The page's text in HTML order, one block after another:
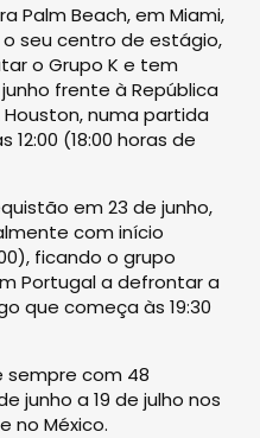
Palm Beach, em Miami,
o seu centro de estágio,
o Grupo K e tem
frente à República
numa partida
(18:00 horas de
em 23 de junho,
com início
ficando o grupo
Portugal a defrontar a
que começa às 19:30
sempre com 48
junho a 19 de julho nos
no México.